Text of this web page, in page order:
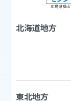
北海道地方
東北地方